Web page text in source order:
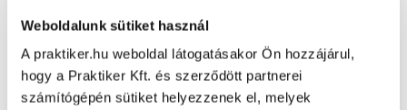
Weboldalunk sütiket használ
A praktiker.hu weboldal látogatásakor Ön hozzájárul,
hogy a Praktiker Kft. és szerződött partnerei
számítógépén sütiket helyezzenek el, melyek
Oldal újratöltése